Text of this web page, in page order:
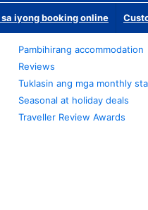
iyong booking online
Pambihirang accommodation
Reviews
Tuklasin ang mga monthly
Seasonal at holiday deals
Traveller Review Awards